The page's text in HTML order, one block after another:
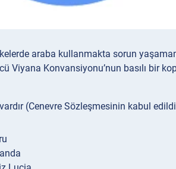
araba kullanmakta sorun
Viyana Konvansiyonu’nun basılı bir
(Cenevre Sözleşmesinin kabul